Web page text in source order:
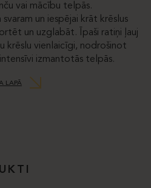
vai mācību telpās.
un iespējai krāt krēslus
un uzglabāt. Īpaši ratiņi ļauj
krēslu vienlaicīgi, nodrošinot
izmantotās telpās.
LAPĀ